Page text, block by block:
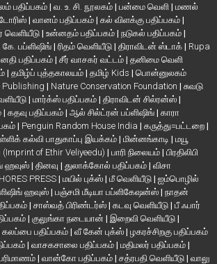
பதிப்பகம்| வ. உ. சி. நூலகம் | பன்மை வெளி | மணல்
| வானம் பதிப்பகம் | கல் விளக்கு பதிப்பகம் |
வெளியீடு | உன்னதம் பதிப்பகம் | நடுகல் பதிப்பகம் |
பப்ளிஷிங்| ரிதம் வெளியீடு | திராவிடன் ஸ்டாக் | Rupa
பதிப்பகம் | சீர் வாசகர் வட்டம் | தனிமை வெளி
| தமிழ்ப் புத்தகாலயம் | தமிழ் Kids | பொன்னுலகம்
Publishing | Nature Conservation Foundation | சுவடு
| மார்க்ஸ் பதிப்பகம் | திராவிடன் சில்ரன்ஸ் |
| கதவு பதிப்பகம் | ஆல் சில்ட்ரன் பப்ளிஷிங் | காரா
| Penguin Random House India | கருத்து=பட்டறை |
கல்வி பாதுகாப்பு இயக்கம் | மின்னங்காடி | மயூ
of Ethir Veliyeedu) | பாரி நிலையம் | பிரதிலிபி
ஹவுஸ்| தினவு | துலாக்கோல் பதிப்பகம் | விசா
PRESS | மயில் புக்ஸ் | மீ வெளியீடு | ஐம்பொழில்
ஹவுஸ் | பஞ்சமி மீடியா பப்ளிகேஷன்ஸ் | நாதன்
| சாஸ்வத் பிரிண்டர்ஸ் | கடவு வெளியீடு | பீ ஃபார்
| குலுங்கா நடையான் | இறைவி வெளியீடு |
கலப்பை பதிப்பகம் | வீ கேன் புக்ஸ் | ழகரச்சிறகு பதிப்பகம்
| வாசகசாலை பதிப்பகம் | மதிமலர் பதிப்பகம் |
பரிமாணம்| வான்கோ பதிப்பகம் | சத்ரபதி வெளியீடு | வாலு